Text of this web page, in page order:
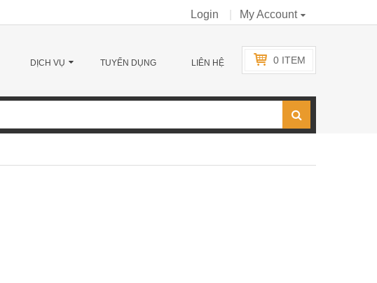
My Account
Login
DỊCH VỤ TUYỂN DỤNG LIÊN HỆ 0 ITEM